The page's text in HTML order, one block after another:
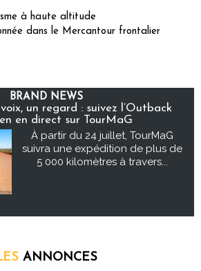
à haute altitude
dans le Mercantour frontalier
BRAND NEWS
un regard : suivez l’Outback
en direct sur TourMaG
À partir du 24 juillet, TourMaG
suivra une expédition de plus de
5 000 kilomètres à travers...
ANNONCES